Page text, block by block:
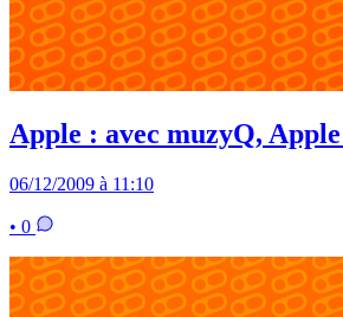
Apple : avec muzyQ,
06/12/2009 à 11:10
• 0